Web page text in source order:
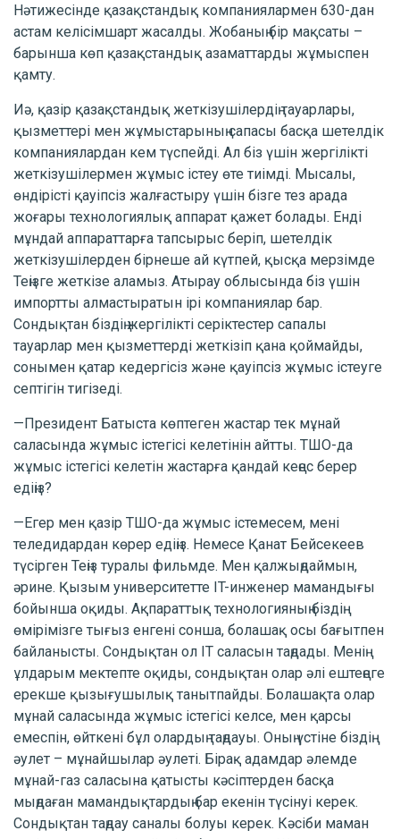
Нәтижесінде қазақстандық компаниялармен 630-дан
астам келісімшарт жасалды. Жобаның бір мақсаты –
барынша көп қазақстандық азаматтарды жұмыспен
қамту.
Иә, қазір қазақстандық жеткізушілердің тауарлары,
қызметтері мен жұмыстарының сапасы басқа шетелдік
компаниялардан кем түспейді. Ал біз үшін жергілікті
жеткізушілермен жұмыс істеу өте тиімді. Мысалы,
өндірісті қауіпсіз жалғастыру үшін бізге тез арада
жоғары технологиялық аппарат қажет болады. Енді
мұндай аппараттарға тапсырыс беріп, шетелдік
жеткізушілерден бірнеше ай күтпей, қысқа мерзімде
Теңізге жеткізе аламыз. Атырау облысында біз үшін
импортты алмастыратын ірі компаниялар бар.
Сондықтан біздің жергілікті серіктестер сапалы
тауарлар мен қызметтерді жеткізіп қана қоймайды,
сонымен қатар кедергісіз және қауіпсіз жұмыс істеуге
септігін тигізеді.
—Президент Батыста көптеген жастар тек мұнай
саласында жұмыс істегісі келетінін айтты. ТШО-да
жұмыс істегісі келетін жастарға қандай кеңес берер
едіңіз?
—Егер мен қазір ТШО-да жұмыс істемесем, мені
теледидардан көрер едіңіз. Немесе Қанат Бейсекеев
түсірген Теңіз туралы фильмде. Мен қалжыңдаймын,
әрине. Қызым университетте IT-инженер мамандығы
бойынша оқиды. Ақпараттық технологияның біздің
өмірімізге тығыз енгені сонша, болашақ осы бағытпен
байланысты. Сондықтан ол IT саласын таңдады. Менің
ұлдарым мектепте оқиды, сондықтан олар әлі ештеңеге
ерекше қызығушылық танытпайды. Болашақта олар
мұнай саласында жұмыс істегісі келсе, мен қарсы
емеспін, өйткені бұл олардың таңдауы. Оның үстіне біздің
әулет – мұнайшылар әулеті. Бірақ адамдар әлемде
мұнай-газ саласына қатысты кәсіптерден басқа
мыңдаған мамандықтардың бар екенін түсінуі керек.
Сондықтан таңдау саналы болуы керек. Кәсіби маман